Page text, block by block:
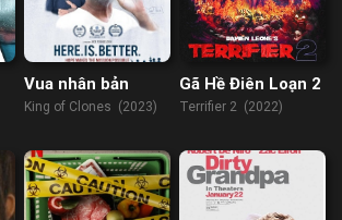
Vua nhân bản
King of Clones (2023)
Gã Hề Điên Loạn 2
Terrifier 2 (2022)